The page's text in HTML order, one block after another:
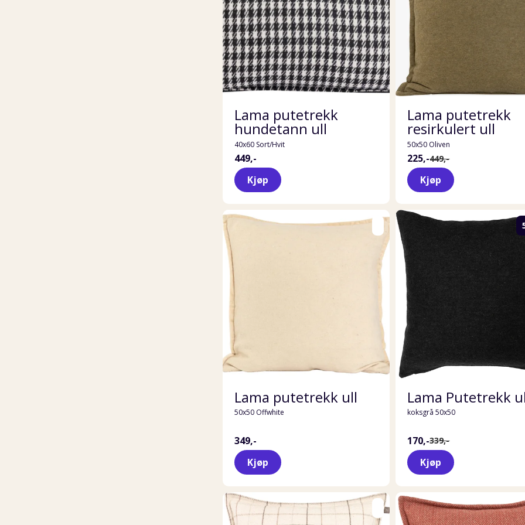
Lama putetrekk
hundetann ull
40x60 Sort/Hvit
449,-
Kjøp
Lama putetrekk
resirkulert ull
50x50 Oliven
225,-449,-
Kjøp
Lama putetrekk ull
50x50 Offwhite
349,-
Kjøp
Lama Putetrekk
koksgrå 50x50
170,-339,-
Kjøp